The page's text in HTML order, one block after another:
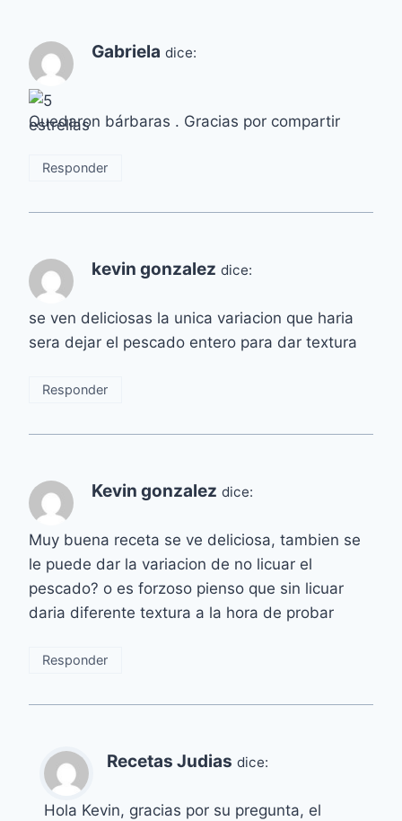
Gabriela dice:
Quedaron bárbaras . Gracias por compartir
Responder
kevin gonzalez dice:
se ven deliciosas la unica variacion que haria
sera dejar el pescado entero para dar textura
Responder
Kevin gonzalez dice:
Muy buena receta se ve deliciosa, tambien se
le puede dar la variacion de no licuar el
pescado? o es forzoso pienso que sin licuar
daria diferente textura a la hora de probar
Responder
Recetas Judias dice:
Hola Kevin, gracias por su pregunta, el